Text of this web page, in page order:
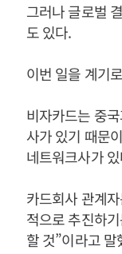
그러나 글로벌
도 있다.
이번 일을 계기
비자카드는 중
사가 있기 때문
네트워크사가
카드회사 관계
적으로 추진하
할 것”이라고